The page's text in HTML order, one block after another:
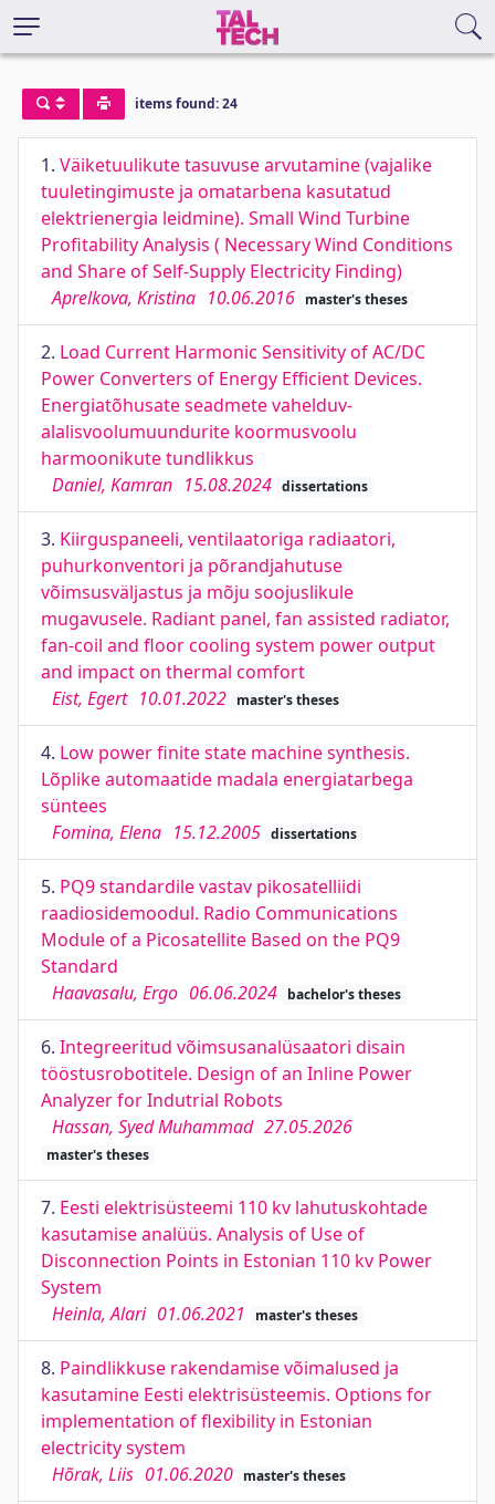
items found: 24
1. Väiketuulikute tasuvuse arvutamine (vajalike
tuuletingimuste ja omatarbena kasutatud
elektrienergia leidmine). Small Wind Turbine
Profitability Analysis ( Necessary Wind Conditions
and Share of Self-Supply Electricity Finding)
Aprelkova, Kristina 10.06.2016 master's theses
2. Load Current Harmonic Sensitivity of AC/DC
Power Converters of Energy Efficient Devices.
Energiatõhusate seadmete vahelduv-
alalisvoolumuundurite koormusvoolu
harmoonikute tundlikkus
Daniel, Kamran 15.08.2024 dissertations
3. Kiirguspaneeli, ventilaatoriga radiaatori,
puhurkonventori ja põrandjahutuse
võimsusväljastus ja mõju soojuslikule
mugavusele. Radiant panel, fan assisted radiator,
fan-coil and floor cooling system power output
and impact on thermal comfort
Eist, Egert 10.01.2022 master's theses
4. Low power finite state machine synthesis.
Lõplike automaatide madala energiatarbega
süntees
Fomina, Elena 15.12.2005 dissertations
5. PQ9 standardile vastav pikosatelliidi
raadiosidemoodul. Radio Communications
Module of a Picosatellite Based on the PQ9
Standard
Haavasalu, Ergo 06.06.2024 bachelor's theses
6. Integreeritud võimsusanalüsaatori disain
tööstusrobotitele. Design of an Inline Power
Analyzer for Indutrial Robots
Hassan, Syed Muhammad 27.05.2026
master's theses
7. Eesti elektrisüsteemi 110 kv lahutuskohtade
kasutamise analüüs. Analysis of Use of
Disconnection Points in Estonian 110 kv Power
System
Heinla, Alari 01.06.2021 master's theses
8. Paindlikkuse rakendamise võimalused ja
kasutamine Eesti elektrisüsteemis. Options for
implementation of flexibility in Estonian
electricity system
Hõrak, Liis 01.06.2020 master's theses